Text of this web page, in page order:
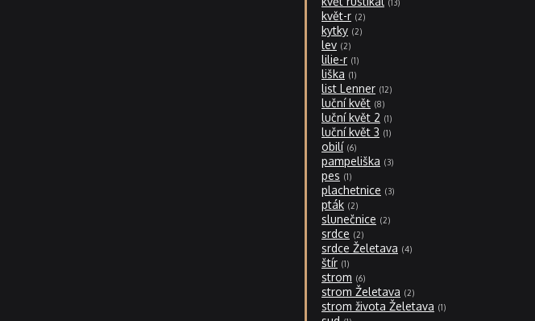
13
květ-r 2
kytky 2
lev 2
lilie-r 1
liška 1
list Lenner 12
luční květ 8
luční květ 2 1
luční květ 3 1
obilí 6
pampeliška 3
pes 1
plachetnice 3
pták 2
slunečnice 2
srdce 2
srdce Želetava 4
štír 1
strom 6
strom Želetava 2
strom života Želetava 1